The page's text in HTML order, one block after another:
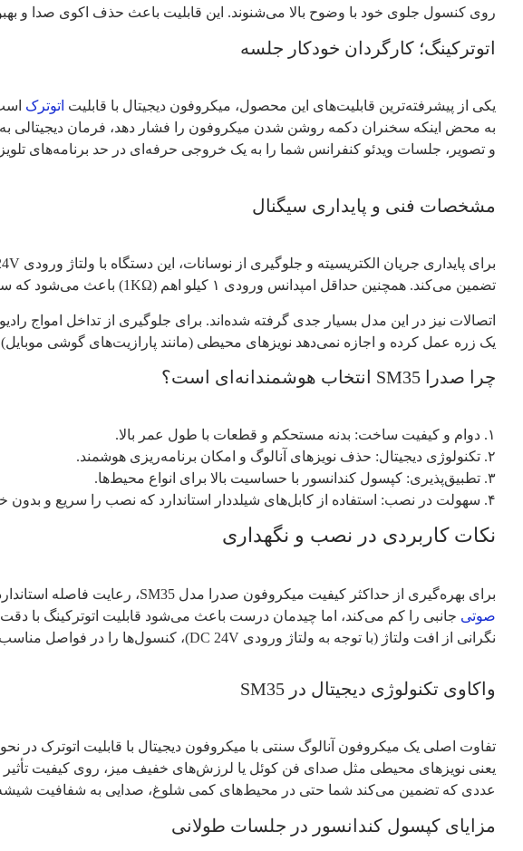
روی کنسول جلوی خود با وضوح بالا می‌شنوند. این قابلیت باعث حذف اکوی صدا و
اتوترکینگ؛ کارگردان خودکار جلسه
یکی از پیشرفته‌ترین قابلیت‌های این محصول، میکروفون دیجیتال با قابلیت اتوترک
به محض اینکه سخنران دکمه روشن شدن میکروفون را فشار دهد، فرمان دیجیتالی
و تصویر، جلسات ویدئو کنفرانس شما را به یک خروجی حرفه‌ای در حد برنامه‌های
مشخصات فنی و پایداری سیگنال
تضمین می‌کند. همچنین حداقل امپدانس ورودی ۱ کیلو اهم (1KΩ) باعث می‌شود که سیگنال صوتی در مسیر کابل‌کشی‌های طولانی سالن، دچار افت کیفیت یا کاهش ولتاژ نشود.
اتصالات نیز در این مدل بسیار جدی گرفته شده‌اند. برای جلوگیری از تداخل امواج
یک زره عمل کرده و اجازه نمی‌دهد نویزهای محیطی (مانند پارازیت‌های گوشی
چرا صدرا SM35 انتخاب هوشمندانه‌ای است؟
۱. دوام و کیفیت ساخت: بدنه مستحکم و قطعات با طول عمر بالا.
۲. تکنولوژی دیجیتال: حذف نویزهای آنالوگ و امکان برنامه‌ریزی هوشمند.
۳. تطبیق‌پذیری: کپسول کندانسور با حساسیت بالا برای انواع محیط‌ها.
۴. سهولت در نصب: استفاده از کابل‌های شیلددار استاندارد که نصب را سریع و بدون خطا می‌کند.
نکات کاربردی در نصب و نگهداری
برای بهره‌گیری از حداکثر کیفیت میکروفون صدرا مدل SM35، رعایت فاصله استاندارد بین کنسول‌ها ضروری است. اگرچه این دستگاه دارای اسپیکر داخلی است و به خودی خود نیاز به
صوتی
نگرانی از افت ولتاژ (با توجه به ولتاژ ورودی DC 24V)، کنسول‌ها را در فواصل مناسب از یکدیگر قرار دهید.
واکاوی تکنولوژی دیجیتال در SM35
عددی که تضمین می‌کند شما حتی در محیط‌های کمی شلوغ، صدایی به شفافیت
مزایای کپسول کندانسور در جلسات طولانی